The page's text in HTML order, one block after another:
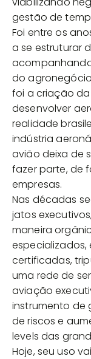
gestão de
Foi entre os
a se estruturar
do
foi a criação da
desenvolver
realidade
indústria
avião deixa de
fazer parte, de
empresas.
Nas décadas
jatos
maneira
certificadas,
uma rede de
aviação
instrumento de
de riscos e
levels das
Hoje, seu uso